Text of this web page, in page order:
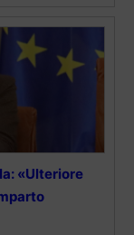
«Ulteriore